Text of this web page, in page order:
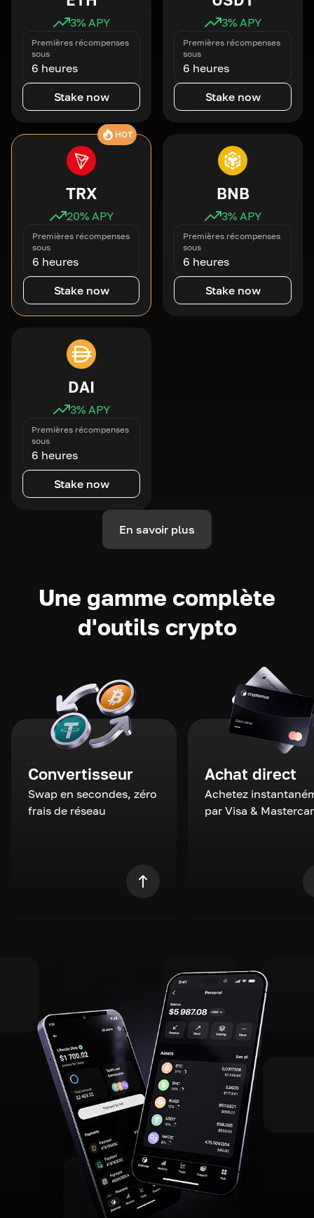
3% APY
Premières récompenses
sous
6 heures
Stake now
3% APY
Premières récompenses
sous
6 heures
Stake now
HOT
TRX
20% APY
Premières récompenses
sous
6 heures
Stake now
BNB
3% APY
Premières récompenses
sous
6 heures
Stake now
DAI
3% APY
Premières récompenses
sous
6 heures
Stake now
En savoir plus
Une gamme complète
d'outils crypto
Convertisseur
Swap en secondes, zéro
frais de réseau
Achat direct
Achetez
par Visa &